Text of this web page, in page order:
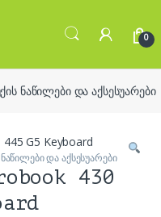
0
ნაწილები და აქსესუარები
და აქსესუარები
430